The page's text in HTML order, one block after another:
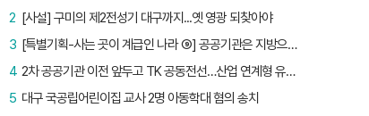
[사설] 구미의 제2전성기 대구까지...옛 영광 되찾아야
2
[특별기획-사는 곳이 계급인 나라 ⑨] 공공기관은 지방으로 왔지만, 그들이 사는 곳은 서울이었다
3
2차 공공기관 이전 앞두고 TK 공동전선…산업 연계형 유치 승부수
4
대구 국공립어린이집 교사 2명 아동학대 혐의 송치
5